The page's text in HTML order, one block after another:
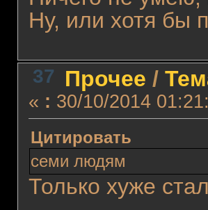
Ну, или хотя бы
37 Прочее /
« : 30/10/2014
Цитировать
семи людям
Только хуже